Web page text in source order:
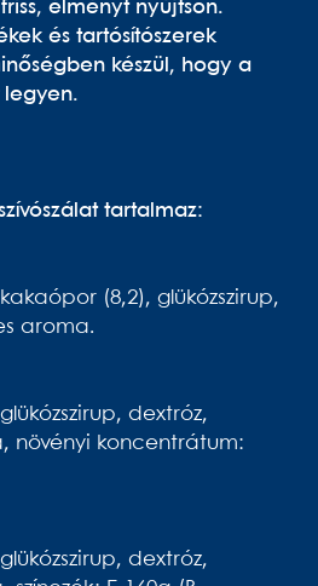
élményt nyújtson.
és tartósítószerek
készül, hogy a
legyen.
tartalmaz:
(8,2), glükózszirup,
aroma.
dextróz,
növényi koncentrátum:
dextróz,